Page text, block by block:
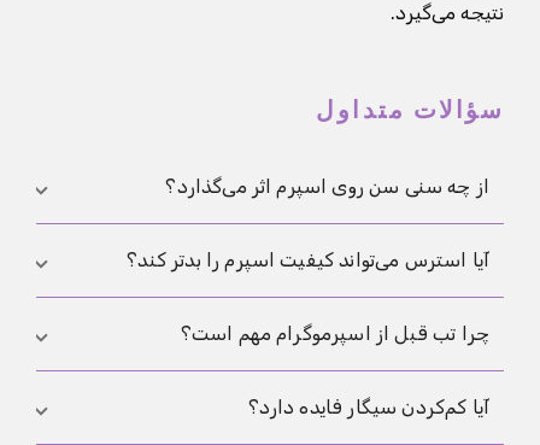
نتیجه می‌گیرد.
سؤالات متداول
از چه سنی سن روی اسپرم اثر می‌گذارد؟
مرز سختی وجود ندارد. در بسیاری از مطالعات، تغییرات
مهم‌ترین چیز تصویر کلی است: سن، سلامت و سبک زندگی
با هم.
آیا استرس می‌تواند کیفیت اسپرم را بدتر کند؟
بله، به‌خصوص اگر طولانی شود و روی خواب، تغذیه، حرکت
از راه کل سبک زندگی اثر می‌گذارد، نه به شکل یک پارامتر
آزمایشگاهی واحد.
چرا تب قبل از اسپرموگرام مهم است؟
تب می‌تواند به‌طور موقت کیفیت اسپرم را بدتر کند.
آیا کم‌کردن سیگار فایده دارد؟